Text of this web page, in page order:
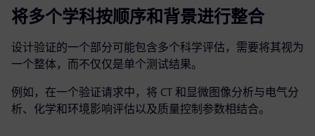
将多个学科按顺序和背景进行整合
设计验证的一个部分可能包含多个科学评估，需要将其视为
一个整体，而不仅仅是单个测试结果。
例如，在一个验证请求中，将 CT 和显微图像分析与电气分
析、化学和环境影响评估以及质量控制参数相结合。